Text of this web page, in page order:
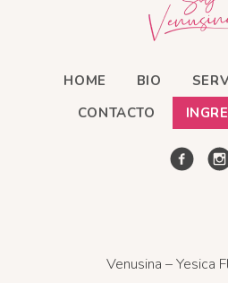
HOME BIO
CONTACTO
Venusina – Yesica